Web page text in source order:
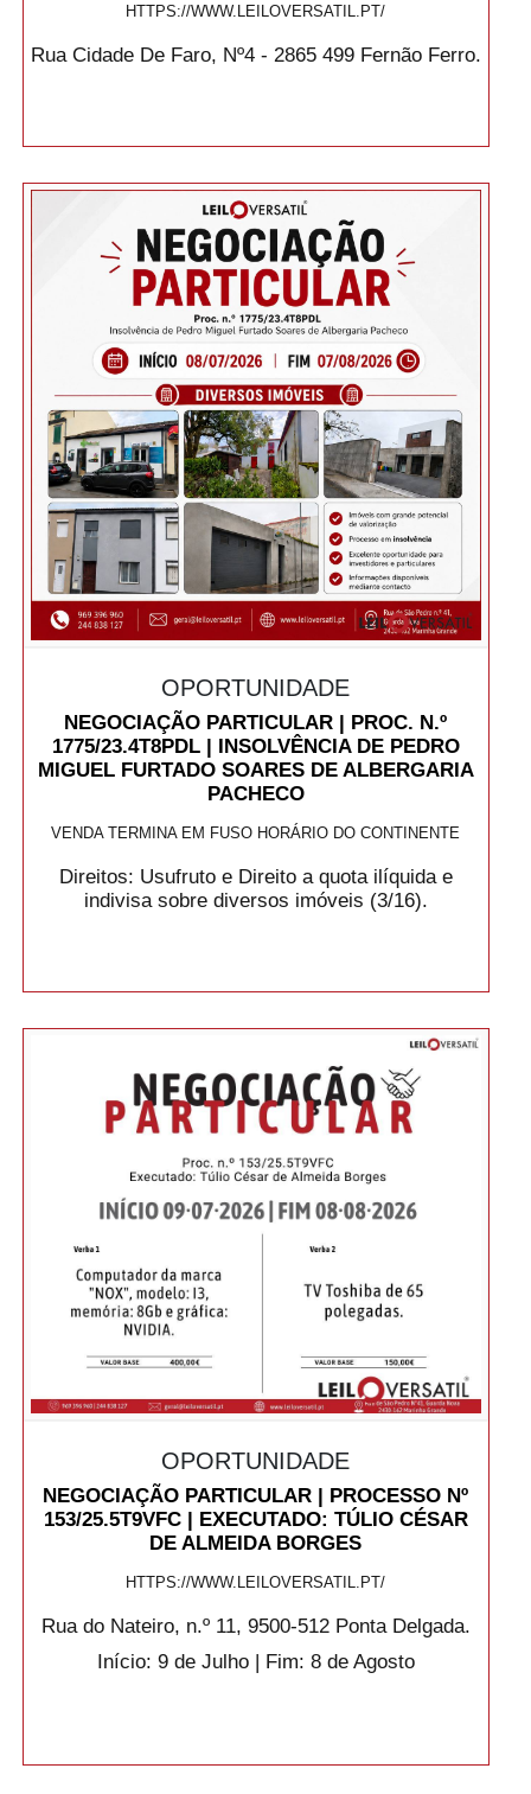
HTTPS://WWW.LEILOVERSATIL.PT/
Rua Cidade De Faro, Nº4 - 2865 499 Fernão Ferro.
OPORTUNIDADE
NEGOCIAÇÃO PARTICULAR | PROC. N.º
1775/23.4T8PDL | INSOLVÊNCIA DE PEDRO
MIGUEL FURTADO SOARES DE ALBERGARIA
PACHECO
VENDA TERMINA EM FUSO HORÁRIO DO CONTINENTE
Direitos: Usufruto e Direito a quota ilíquida e
indivisa sobre diversos imóveis (3/16).
OPORTUNIDADE
NEGOCIAÇÃO PARTICULAR | PROCESSO Nº
153/25.5T9VFC | EXECUTADO: TÚLIO CÉSAR
DE ALMEIDA BORGES
HTTPS://WWW.LEILOVERSATIL.PT/
Rua do Nateiro, n.º 11, 9500-512 Ponta Delgada.
Início: 9 de Julho | Fim: 8 de Agosto